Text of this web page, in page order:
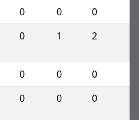
0 0
0
0 1 2
0 0
0
0 0 0